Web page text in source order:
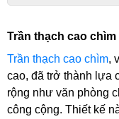
Trần thạch cao chìm
Trần thạch cao chìm,
cao, đã trở thành lựa
rộng như văn phòng
công cộng. Thiết kế